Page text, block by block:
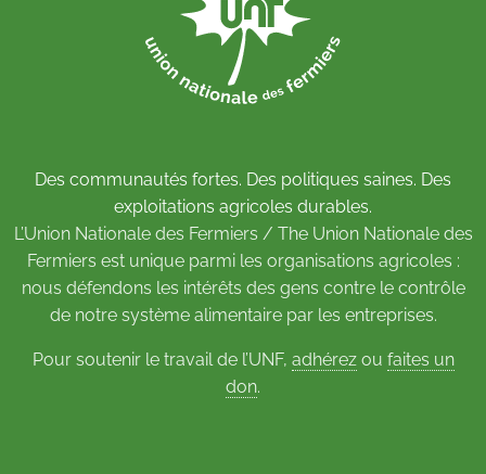
Des communautés fortes. Des politiques saines. Des
exploitations agricoles durables.
L’Union Nationale des Fermiers / The Union Nationale des
Fermiers est unique parmi les organisations agricoles :
nous défendons les intérêts des gens contre le contrôle
de notre système alimentaire par les entreprises.
Pour soutenir le travail de l’UNF, adhérezou faites un
don.